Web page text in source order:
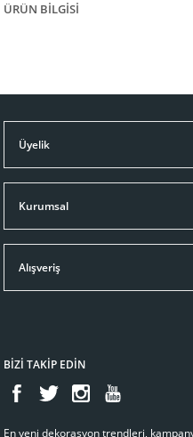
ÜRÜN BILGISI
Üyelik
Kurumsal
Alışveriş
BİZİ TAKİP EDİN
En yeni dekorasyon trendleri,